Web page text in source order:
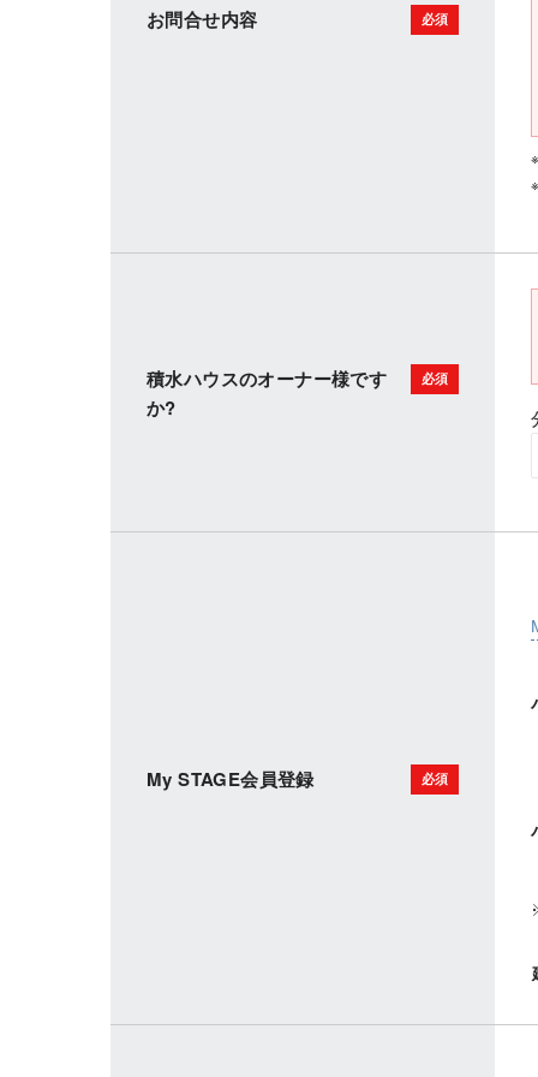
お問合せ内容
積水ハウスのオーナー様です
か?
My STAGE会員登録